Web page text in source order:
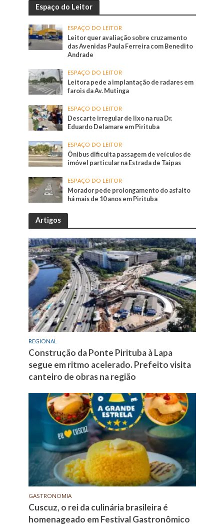
Espaço do Leitor
ESPAÇO DO LEITOR
Leitor quer avaliação sobre cruzamento
das Avenidas Paula Ferreira com Benedito
Andrade
ESPAÇO DO LEITOR
Leitora pede a implantação de radares em
farois da Av. Mutinga
ESPAÇO DO LEITOR
Descarte irregular de lixo na rua Dr.
Eduardo Delamare em Pirituba
ESPAÇO DO LEITOR
Ônibus dificulta passagem de veículos de
imóvel particular na Estrada de Taipas
ESPAÇO DO LEITOR
Morador pede prolongamento do asfalto
há mais de 10 anos em Pirituba
Artigos
REGIONAL
Construção da Ponte Pirituba à Lapa
segue em ritmo acelerado. Prefeito visita
canteiro de obras na região
GASTRONOMIA
Cuscuz, o rei da culinária brasileira é
homenageado em Festival Gastronômico